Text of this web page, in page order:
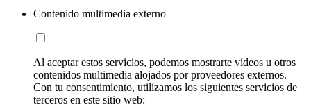
Contenido multimedia externo
Al aceptar estos servicios, podemos mostrarte vídeos u otros
contenidos multimedia alojados por proveedores externos.
Con tu consentimiento, utilizamos los siguientes servicios de
terceros en este sitio web: